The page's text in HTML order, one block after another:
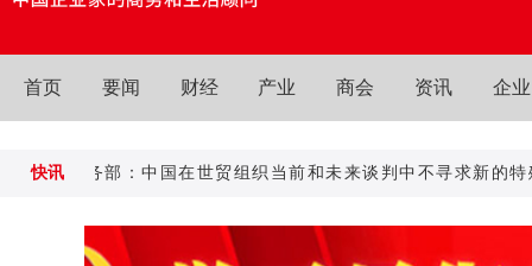
首页 要闻 财经 产业 商会 资讯 企业
快讯
商务部：中国在世贸组织当前和未来谈判中不寻求新的特殊